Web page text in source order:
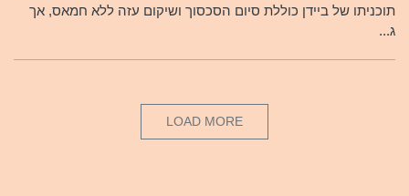
תוכניתו של ביידן כוללת סיום הסכסוך ושיקום עזה ללא חמאס, אך
ג...
LOAD MORE